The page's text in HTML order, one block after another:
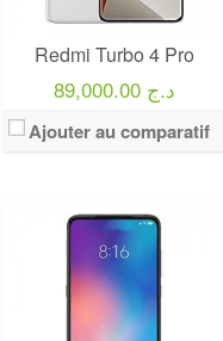
Redmi Turbo 4 Pro
89,000.00 د.ج
Ajouter au comparatif